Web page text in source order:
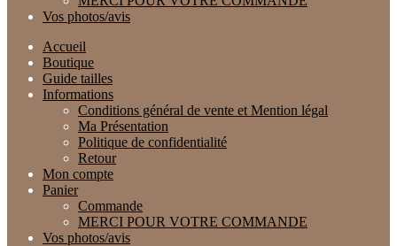
Vos photos/avis
Accueil
Boutique
Guide tailles
Informations
Conditions général de vente et Mention légal
Ma Présentation
Politique de confidentialité
Retour
Mon compte
Panier
Commande
MERCI POUR VOTRE COMMANDE
Vos photos/avis